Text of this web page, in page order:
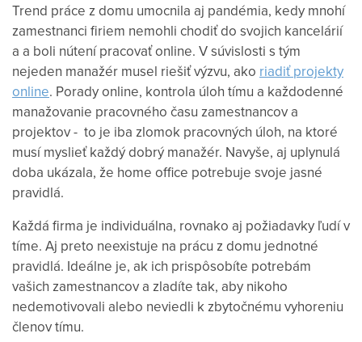
Trend práce z domu umocnila aj pandémia, kedy mnohí
zamestnanci firiem nemohli chodiť do svojich kancelárií
a a boli nútení pracovať online. V súvislosti s tým
nejeden manažér musel riešiť výzvu, ako riadiť projekty
online. Porady online, kontrola úloh tímu a každodenné
manažovanie pracovného času zamestnancov a
projektov - to je iba zlomok pracovných úloh, na ktoré
musí myslieť každý dobrý manažér. Navyše, aj uplynulá
doba ukázala, že home office potrebuje svoje jasné
pravidlá.
Každá firma je individuálna, rovnako aj požiadavky ľudí v
tíme. Aj preto neexistuje na prácu z domu jednotné
pravidlá. Ideálne je, ak ich prispôsobíte potrebám
vašich zamestnancov a zladíte tak, aby nikoho
nedemotivovali alebo neviedli k zbytočnému vyhoreniu
členov tímu.